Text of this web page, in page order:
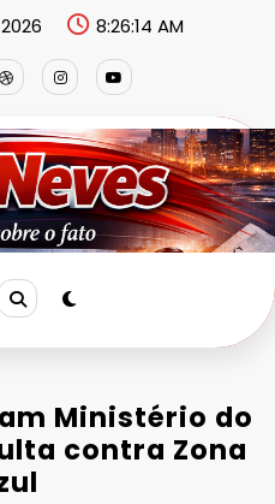
8:26:14 AM
Ministério do
contra Zona